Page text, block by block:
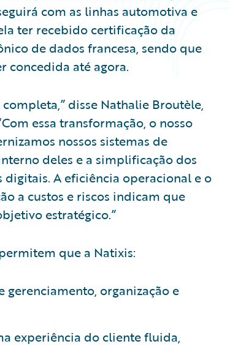
com as linhas automotiva e
ter recebido certificação da
de dados francesa, sendo que
concedida até agora.
disse Nathalie Broutèle,
essa transformação, o nosso
nossos sistemas de
deles e a simplificação dos
digitais. A eficiência operacional e o
a custos e riscos indicam que
estratégico.”
que a Natixis:
organização e
experiência do cliente fluida,